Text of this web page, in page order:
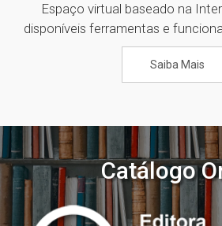
Espaço virtual baseado na
disponíveis ferramentas e
Saiba Mais
Catálogo